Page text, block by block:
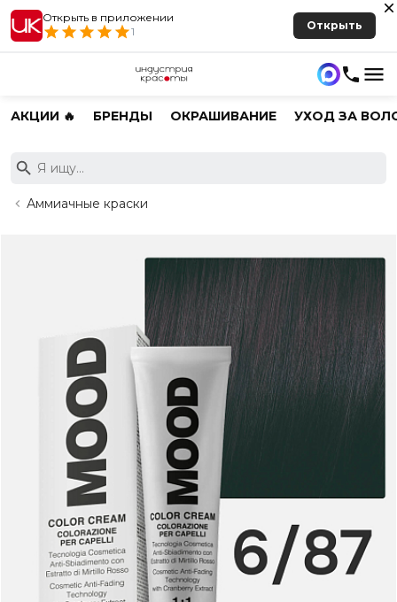
Открыть в приложении
1
Открыть
АКЦИИ 🔥 БРЕНДЫ ОКРАШИВАНИЕ УХОД ЗА
Аммиачные краски